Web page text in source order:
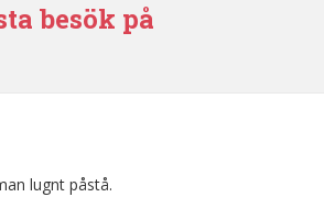
besök på
lugnt påstå.